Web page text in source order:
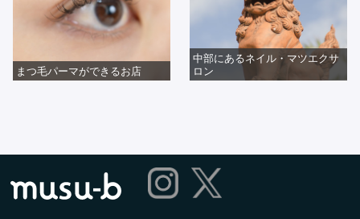
まつ毛パーマができるお店
中部にあるネイル・マツエクサ
ロン